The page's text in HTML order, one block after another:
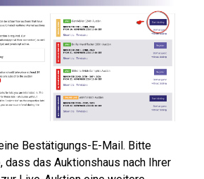
Bestätigungs-E-Mail. Bitte
dass das Auktionshaus nach Ihrer